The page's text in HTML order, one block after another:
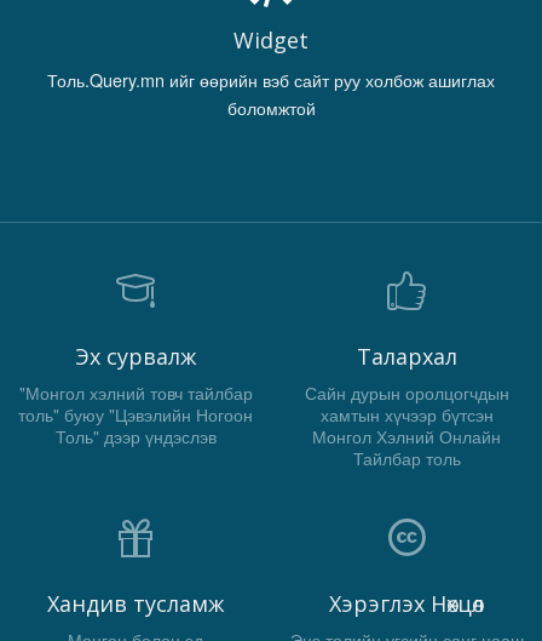
Widget
Толь.Query.mn ийг өөрийн вэб сайт руу холбож ашиглах
боломжтой
Эх сурвалж
"Монгол хэлний товч тайлбар
толь" буюу "Цэвэлийн Ногоон
Толь" дээр үндэслэв
Талархал
Сайн дурын оролцогчдын
хамтын хүчээр бүтсэн
Монгол Хэлний Онлайн
Тайлбар толь
Хандив тусламж Хэрэглэх Нөхцөл